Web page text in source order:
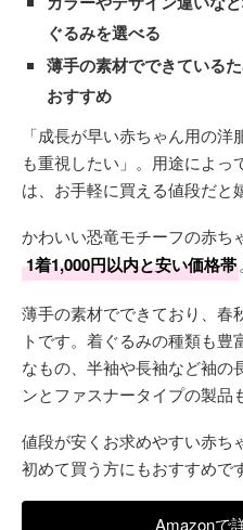
ぐるみを選べる
薄手の素材でできている
おすすめ
「成長が早い赤ちゃん用の
も重視したい」。用途によ
は、お手軽に買える値段だと
かわいい恐竜モチーフの赤ち
1着1,000円以内と安い価格帯。
薄手の素材でできており、春
トです。着ぐるみの種類も
なもの、半袖や長袖など袖の
ンとファスナータイプの製品
値段が安くお求めやすい赤ち
初めて買う方にもおすすめです
Amazonで